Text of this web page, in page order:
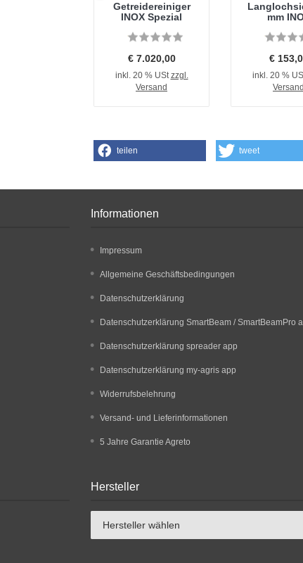
Getreidereiniger
INOX Spezial
€ 7.020,00
inkl. 20 % UStzzgl.
Versand
mm
€
inkl. 20 %
Versand
teilen tweet
Informationen
Impressum
Allgemeine Geschäftsbedingungen
Datenschutzerklärung
Datenschutzerklärung SmartBeam / SmartBeamPro
Datenschutzerklärung spreader app
Datenschutzerklärung my-agris app
Widerrufsbelehrung
Versand- und Lieferinformationen
5 Jahre Garantie Agreto
Hersteller
Hersteller wählen